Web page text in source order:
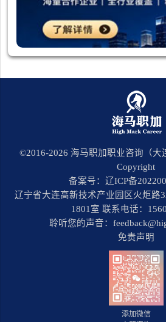
©2016-2026 海马职加职业咨询（大
Copyright
备案号：辽ICP备
辽宁省大连高新技术产业园区火炬路
1801室 联系电话：
聆听您的声音：
免责声明
添加微信